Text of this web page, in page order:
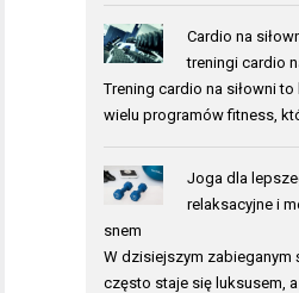
Cardio na
treningi cardio
Trening cardio na siłowni
wielu programów fitness,
Joga dla
relaksacyjne i
snem
W dzisiejszym zabieganym
często staje się luksusem, a